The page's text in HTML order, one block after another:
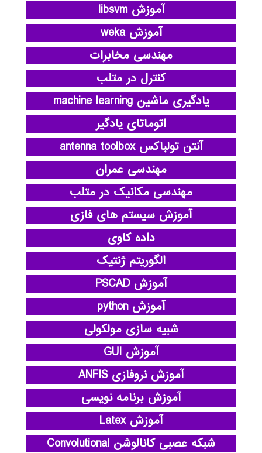
آموزش libsvm
آموزش weka
مهندسی مخابرات
کنترل در متلب
یادگیری ماشین machine learning
اتوماتای یادگیر
آنتن تولباکس antenna toolbox
مهندسی عمران
مهندسی مکانیک در متلب
آموزش سیستم های فازی
داده کاوی
الگوریتم ژنتیک
آموزش PSCAD
آموزش python
شبیه سازی مولکولی
آموزش GUI
آموزش نروفازی ANFIS
آموزش برنامه نویسی
آموزش Latex
شبکه عصبی کانالوشن Convolutional